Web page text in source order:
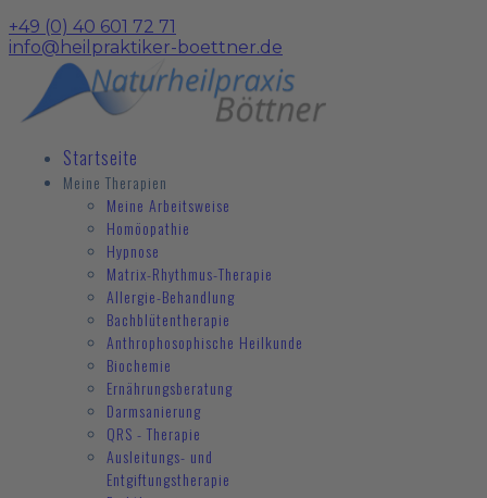
+49 (0) 40 601 72 71
info@heilpraktiker-boettner.de
Startseite
Meine Therapien
Meine Arbeitsweise
Homöopathie
Hypnose
Matrix-Rhythmus-Therapie
Allergie-Behandlung
Bachblütentherapie
Anthrophosophische Heilkunde
Biochemie
Ernährungsberatung
Darmsanierung
QRS - Therapie
Ausleitungs- und
Entgiftungstherapie